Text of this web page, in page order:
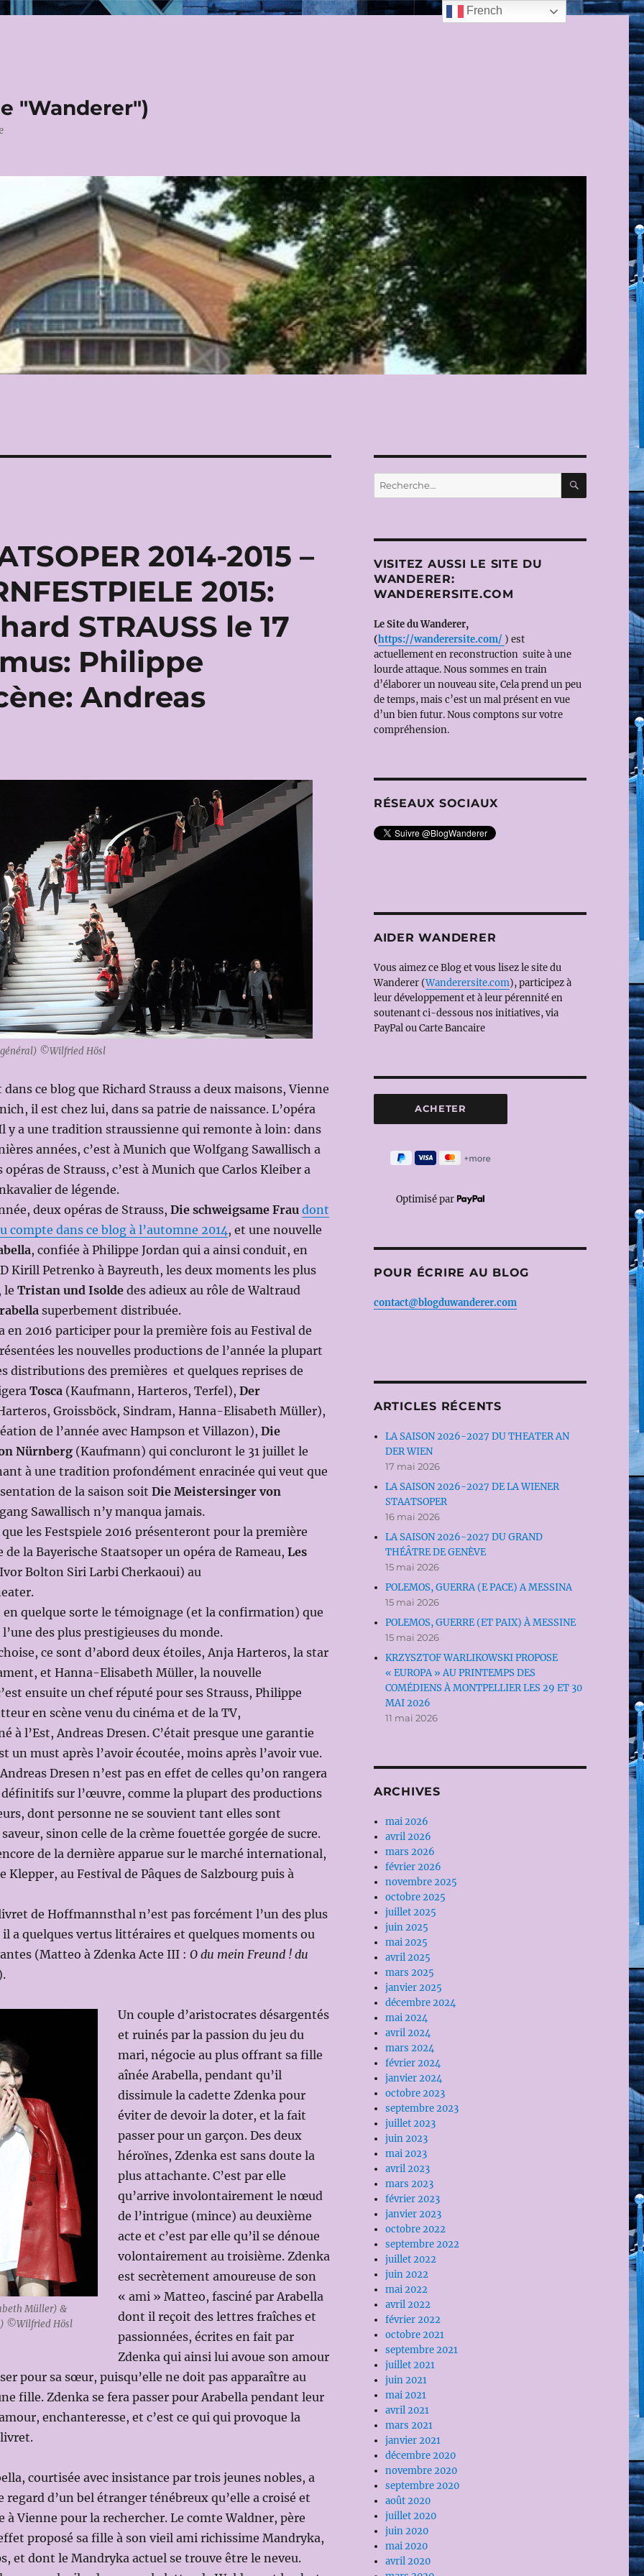
"Wanderer")
2014-2015 –
2015:
STRAUSS le 17
Philippe
Andreas
©Wilfried Hösl
dans ce blog que Richard Strauss a deux maisons, Vienne
il est chez lui, dans sa patrie de naissance. L’opéra
y a une tradition straussienne qui remonte à loin: dans
années, c’est à Munich que Wolfgang Sawallisch a
de Strauss, c’est à Munich que Carlos Kleiber a
de légende.
deux opéras de Strauss, Die schweigsame Frau dont
compte dans ce blog à l’automne 2014, et une nouvelle
, confiée à Philippe Jordan qui a ainsi conduit, en
Kirill Petrenko à Bayreuth, les deux moments les plus
le Tristan und Isoldedes adieux au rôle de Waltraud
superbement distribuée.
en 2016 participer pour la première fois au Festival de
les nouvelles productions de l’année la plupart
distributions des premières et quelques reprises de
Tosca(Kaufmann, Harteros, Terfel), Der
Groissböck, Sindram, Hanna-Elisabeth Müller),
de l’année avec Hampson et Villazon), Die
Nürnberg(Kaufmann) qui concluront le 31 juillet le
à une tradition profondément enracinée qui veut que
de la saison soit Die Meistersinger von
Sawallisch n’y manqua jamais.
les Festspiele 2016 présenteront pour la première
la Bayerische Staatsoper un opéra de Rameau, Les
Bolton Siri Larbi Cherkaoui) au
en quelque sorte le témoignage (et la confirmation) que
des plus prestigieuses du monde.
ce sont d’abord deux étoiles, Anja Harteros, la star
et Hanna-Elisabeth Müller, la nouvelle
ensuite un chef réputé pour ses Strauss, Philippe
en scène venu du cinéma et de la TV,
à l’Est, Andreas Dresen. C’était presque une garantie
un must après l’avoir écoutée, moins après l’avoir vue.
Dresen n’est pas en effet de celles qu’on rangera
sur l’œuvre, comme la plupart des productions
dont personne ne se souvient tant elles sont
sinon celle de la crème fouettée gorgée de sucre.
de la dernière apparue sur le marché international,
Klepper, au Festival de Pâques de Salzbourg puis à
de Hoffmannsthal n’est pas forcément l’un des plus
il a quelques vertus littéraires et quelques moments ou
(Matteo à Zdenka Acte III : O du mein Freund ! du
Müller) &
©Wilfried Hösl
Un couple d’aristocrates désargentés
et ruinés par la passion du jeu du
mari, négocie au plus offrant sa fille
aînée Arabella, pendant qu’il
dissimule la cadette Zdenka pour
éviter de devoir la doter, et la fait
passer pour un garçon. Des deux
héroïnes, Zdenka est sans doute la
plus attachante. C’est par elle
qu’arrive involontairement le nœud
de l’intrigue (mince) au deuxième
acte et c’est par elle qu’il se dénoue
volontairement au troisième. Zdenka
est secrètement amoureuse de son
« ami » Matteo, fasciné par Arabella
dont il reçoit des lettres fraîches et
passionnées, écrites en fait par
Zdenka qui ainsi lui avoue son amour
pour sa sœur, puisqu’elle ne doit pas apparaître au
fille. Zdenka se fera passer pour Arabella pendant leur
enchanteresse, et c’est ce qui qui provoque la
courtisée avec insistance par trois jeunes nobles, a
regard d’un bel étranger ténébreux qu’elle a croisé et
à Vienne pour la rechercher. Le comte Waldner, père
proposé sa fille à son vieil ami richissime Mandryka,
et dont le Mandryka actuel se trouve être le neveu.
Recherche
pour :
VISITEZ AUSSI LE SITE DU
WANDERER:
WANDERERSITE.COM
Le Site du Wanderer,
(https://wanderersite.com/ ) est
actuellement en reconstruction suite à une
lourde attaque. Nous sommes en train
d’élaborer un nouveau site, Cela prend un peu
de temps, mais c’est un mal présent en vue
d’un bien futur. Nous comptons sur votre
compréhension.
RÉSEAUX SOCIAUX
AIDER WANDERER
Vous aimez ce Blog et vous lisez le site du
Wanderer (Wanderersite.com), participez à
leur développement et à leur pérennité en
soutenant ci-dessous nos initiatives, via
PayPal ou Carte Bancaire
Optimisé par
POUR ÉCRIRE AU BLOG
contact@blogduwanderer.com
ARTICLES RÉCENTS
LA SAISON 2026-2027 DU THEATER AN
DER WIEN
17 mai 2026
LA SAISON 2026-2027 DE LA WIENER
STAATSOPER
16 mai 2026
LA SAISON 2026-2027 DU GRAND
THÉÂTRE DE GENÈVE
15 mai 2026
POLEMOS, GUERRA (E PACE) A MESSINA
15 mai 2026
POLEMOS, GUERRE (ET PAIX) À MESSINE
15 mai 2026
KRZYSZTOF WARLIKOWSKI PROPOSE
« EUROPA » AU PRINTEMPS DES
COMÉDIENS À MONTPELLIER LES 29 ET 30
MAI 2026
11 mai 2026
ARCHIVES
mai 2026
avril 2026
mars 2026
février 2026
novembre 2025
octobre 2025
juillet 2025
juin 2025
mai 2025
avril 2025
mars 2025
janvier 2025
décembre 2024
mai 2024
avril 2024
mars 2024
février 2024
janvier 2024
octobre 2023
septembre 2023
juillet 2023
juin 2023
mai 2023
avril 2023
mars 2023
février 2023
janvier 2023
octobre 2022
septembre 2022
juillet 2022
juin 2022
mai 2022
avril 2022
février 2022
octobre 2021
septembre 2021
juillet 2021
juin 2021
mai 2021
avril 2021
mars 2021
janvier 2021
décembre 2020
novembre 2020
septembre 2020
août 2020
juillet 2020
juin 2020
mai 2020
avril 2020
French